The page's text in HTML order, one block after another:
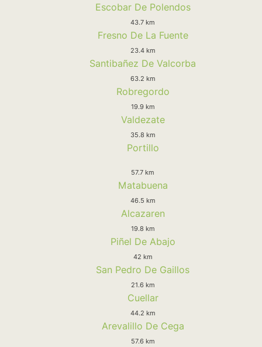
Escobar De Polendos
43.7 km
Fresno De La Fuente
23.4 km
Santibañez De Valcorba
63.2 km
Robregordo
19.9 km
Valdezate
35.8 km
Portillo
57.7 km
Matabuena
46.5 km
Alcazaren
19.8 km
Piñel De Abajo
42 km
San Pedro De Gaillos
21.6 km
Cuellar
44.2 km
Arevalillo De Cega
57.6 km